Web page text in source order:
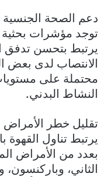
دعم الصحة الجنسية
توجد مؤشرات بحثية
يرتبط بتحسن تدفق
الانتصاب لدى بعض
محتملة على
النشاط البدني.
تقليل خطر الأمراض
يرتبط تناول القهوة
بعدد من الأمراض
الثاني،